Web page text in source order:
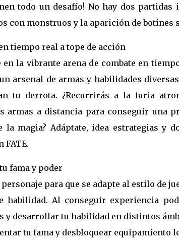
todo un desafío! No hay dos
con monstruos y la aparición de botines
tiempo real a tope de acción
en la vibrante arena de combate en
arsenal de armas y habilidades
tu derrota. ¿Recurrirás a la furia
armas a distancia para conseguir una
la magia? Adáptate, idea estrategias y
FATE.
fama y poder
para que se adapte al estilo de
habilidad. Al conseguir experiencia
y desarrollar tu habilidad en distintos
tu fama y desbloquear equipamiento